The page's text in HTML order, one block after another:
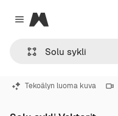
Close menu
Magnific
Tekoälyn luoma kuva